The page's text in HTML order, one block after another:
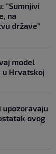
"Sumnjivi
na
države"
model
u Hrvatskoj
upozoravaju
ovog